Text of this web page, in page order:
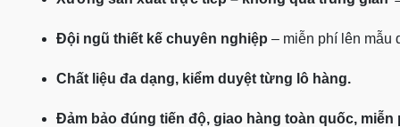
Đội ngũ thiết kế chuyên nghiệp – miễn phí lên mẫu
Chất liệu đa dạng, kiểm duyệt từng lô hàng.
Đảm bảo đúng tiến độ, giao hàng toàn quốc, miễn